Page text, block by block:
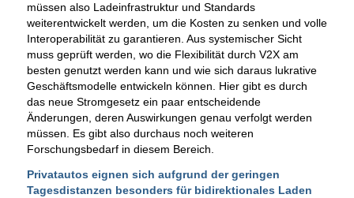
müssen also Ladeinfrastruktur und Standards
weiterentwickelt werden, um die Kosten zu senken und volle
Interoperabilität zu garantieren. Aus systemischer Sicht
muss geprüft werden, wo die Flexibilität durch V2X am
besten genutzt werden kann und wie sich daraus lukrative
Geschäftsmodelle entwickeln können. Hier gibt es durch
das neue Stromgesetz ein paar entscheidende
Änderungen, deren Auswirkungen genau verfolgt werden
müssen. Es gibt also durchaus noch weiteren
Forschungsbedarf in diesem Bereich.
Privatautos eignen sich aufgrund der geringen
Tagesdistanzen besonders für bidirektionales Laden